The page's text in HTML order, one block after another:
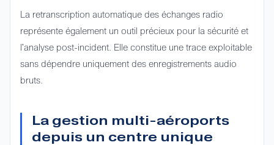
La retranscription automatique des échanges radio
représente également un outil précieux pour la sécurité et
l'analyse post-incident. Elle constitue une trace exploitable
sans dépendre uniquement des enregistrements audio
bruts.
La gestion multi-aéroports
depuis un centre unique